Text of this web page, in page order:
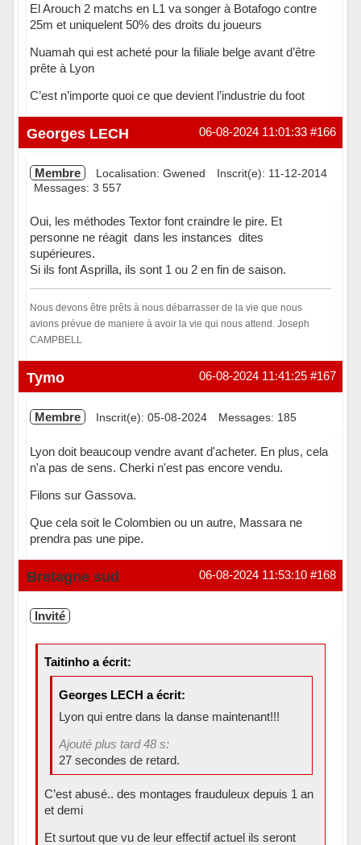
El Arouch 2 matchs en L1 va songer à Botafogo contre
25m et uniquelent 50% des droits du joueurs
Nuamah qui est acheté pour la filiale belge avant d’être
prête à Lyon
C’est n’importe quoi ce que devient l’industrie du foot
Hors ligne #166
06-08-2024 11:01:33
Georges LECH
Membre Localisation: Gwened
Inscrit(e): 11-12-2014
Messages: 3 557
Oui, les méthodes Textor font craindre le pire. Et
personne ne réagit dans les instances dites
supérieures.
Si ils font Asprilla, ils sont 1 ou 2 en fin de saison.
Nous devons être prêts à nous débarrasser de la vie que nous
avions prévue de maniere à avoir la vie qui nous attend. Joseph
CAMPBELL
Hors ligne #167
06-08-2024 11:41:25
Tymo
Membre Inscrit(e): 05-08-2024 Messages: 185
Lyon doit beaucoup vendre avant d'acheter. En plus, cela
n'a pas de sens. Cherki n'est pas encore vendu.
Filons sur Gassova.
Que cela soit le Colombien ou un autre, Massara ne
prendra pas une pipe.
Hors ligne #168
06-08-2024 11:53:10
Bretagne sud
Invité
Taitinho a écrit:
Georges LECH a écrit:
Lyon qui entre dans la danse maintenant!!!
Ajouté plus tard 48 s:
27 secondes de retard.
C’est abusé.. des montages frauduleux depuis 1 an
et demi
Et surtout que vu de leur effectif actuel ils seront